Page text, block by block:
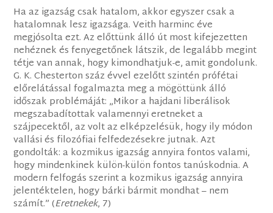
Ha az igazság csak hatalom, akkor egyszer csak a
hatalomnak lesz igazsága. Veith harminc éve
megjósolta ezt. Az előttünk álló út most kifejezetten
nehéznek és fenyegetőnek látszik, de legalább megint
tétje van annak, hogy kimondhatjuk-e, amit gondolunk.
G. K. Chesterton száz évvel ezelőtt szintén prófétai
előrelátással fogalmazta meg a mögöttünk álló
időszak problémáját: „Mikor a hajdani liberálisok
megszabadítottak valamennyi eretneket a
szájpecektől, az volt az elképzelésük, hogy ily módon
vallási és filozófiai felfedezésekre jutnak. Azt
gondolták: a kozmikus igazság annyira fontos valami,
hogy mindenkinek külön-külön fontos tanúskodnia. A
modern felfogás szerint a kozmikus igazság annyira
jelentéktelen, hogy bárki bármit mondhat – nem
számít.” (Eretnekek, 7)